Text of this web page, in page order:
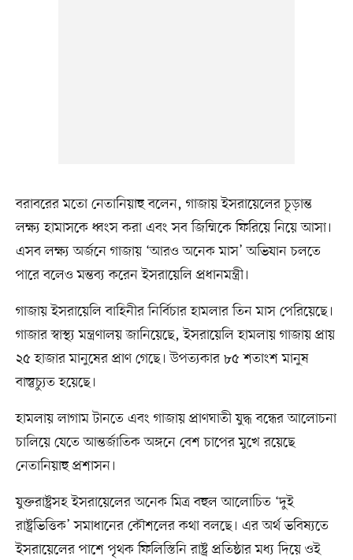
বরাবরের মতো নেতানিয়াহু বলেন, গাজায় ইসরায়েলের চূড়ান্ত
লক্ষ্য হামাসকে ধ্বংস করা এবং সব জিম্মিকে ফিরিয়ে নিয়ে আসা।
এসব লক্ষ্য অর্জনে গাজায় ‘আরও অনেক মাস’ অভিযান চলতে
পারে বলেও মন্তব্য করেন ইসরায়েলি প্রধানমন্ত্রী।
গাজায় ইসরায়েলি বাহিনীর নির্বিচার হামলার তিন মাস পেরিয়েছে।
গাজার স্বাস্থ্য মন্ত্রণালয় জানিয়েছে, ইসরায়েলি হামলায় গাজায় প্রায়
২৫ হাজার মানুষের প্রাণ গেছে। উপত্যকার ৮৫ শতাংশ মানুষ
বাস্তুচ্যুত হয়েছে।
হামলায় লাগাম টানতে এবং গাজায় প্রাণঘাতী যুদ্ধ বন্ধের আলোচনা
চালিয়ে যেতে আন্তর্জাতিক অঙ্গনে বেশ চাপের মুখে রয়েছে
নেতানিয়াহু প্রশাসন।
যুক্তরাষ্ট্রসহ ইসরায়েলের অনেক মিত্র বহুল আলোচিত ‘দুই
রাষ্ট্রভিত্তিক’ সমাধানের কৌশলের কথা বলছে। এর অর্থ ভবিষ্যতে
ইসরায়েলের পাশে পৃথক ফিলিস্তিনি রাষ্ট্র প্রতিষ্ঠার মধ্য দিয়ে ওই